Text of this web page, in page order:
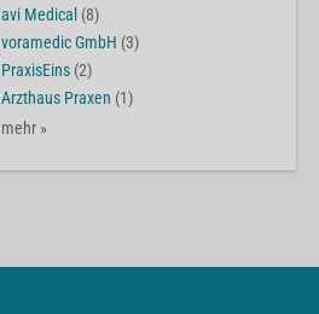
avi Medical (8)
voramedic GmbH (3)
PraxisEins (2)
Arzthaus Praxen (1)
mehr »